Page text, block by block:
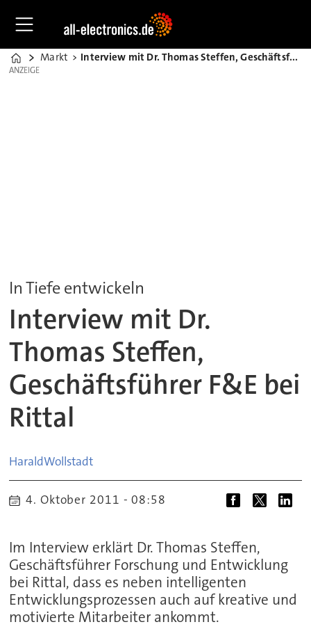
Home
Markt Interview mit Dr. Thomas Steffen, Geschäftsführer F&E bei Rittal
ANZEIGE
ANZEIGE
In Tiefe entwickeln
Interview mit Dr.
Thomas Steffen,
Geschäftsführer F&E bei
Rittal
HaraldWollstadt
4. Oktober 2011 - 08:58
Im Interview erklärt Dr. Thomas Steffen,
Geschäftsführer Forschung und Entwicklung
bei Rittal, dass es neben intelligenten
Entwicklungsprozessen auch auf kreative und
motivierte Mitarbeiter ankommt.